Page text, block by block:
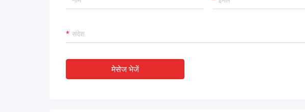
मेसेज भेजें